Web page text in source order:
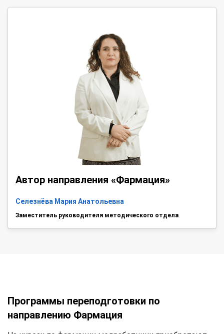
Автор направления «Фармация»
Селезнёва Мария Анатольевна
Заместитель руководителя методического отдела
Программы переподготовки по
направлению Фармация